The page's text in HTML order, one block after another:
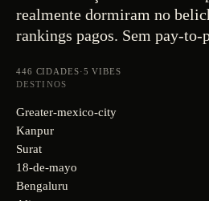
realmente dormiram no
rankings pagos. Sem pay-to-
446 CIDADES·5 VIBES
DESTINOS
Greater-mexico-city
Kanpur
Surat
18-de-mayo
Bengaluru